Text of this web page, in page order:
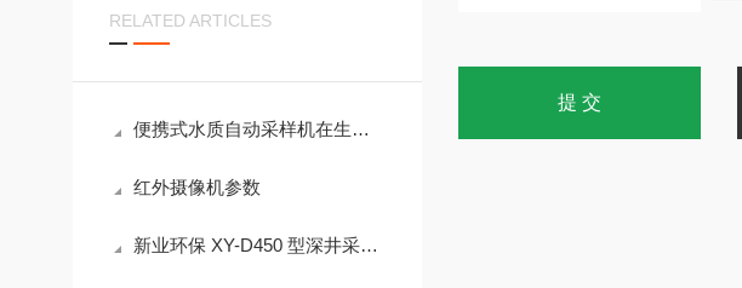
RELATED ARTICLES
便携式水质自动采样机在生态流量监测中与流量计的联动控制策略
红外摄像机参数
新业环保 XY-D450 型深井采样器：地下水质监测技术